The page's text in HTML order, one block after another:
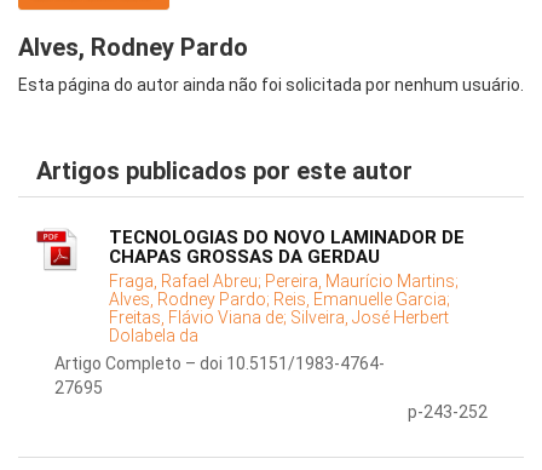
Alves, Rodney Pardo
Esta página do autor ainda não foi solicitada por nenhum usuário.
Artigos publicados por este autor
TECNOLOGIAS DO NOVO LAMINADOR DE
CHAPAS GROSSAS DA GERDAU
Fraga, Rafael Abreu; Pereira, Maurício Martins;
Alves, Rodney Pardo; Reis, Emanuelle Garcia;
Freitas, Flávio Viana de; Silveira, José Herbert
Dolabela da
Artigo Completo – doi 10.5151/1983-4764-
27695
p-243-252